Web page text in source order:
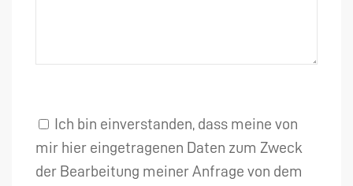
Ich bin einverstanden, dass meine von
mir hier eingetragenen Daten zum Zweck
der Bearbeitung meiner Anfrage von dem